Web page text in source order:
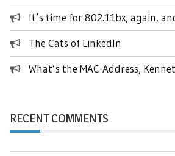
It’s time for 802.11bx, again,
The Cats of LinkedIn
What’s the MAC-Address,
RECENT COMMENTS